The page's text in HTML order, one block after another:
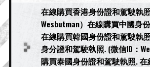
在線購買香港身份證和駕駛執
Wesbutman）在線購買中國身
在線購買韓國身份證和駕駛執
身分證和駕駛執照. (微信ID：
購買泰國身份證和駕駛執照.